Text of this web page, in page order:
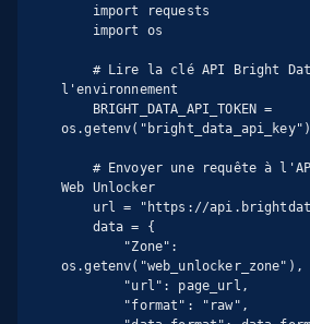
l'environnement
os.getenv("bright_data_api_key")
Web Unlocker
os.getenv("web_unlocker_zone"),